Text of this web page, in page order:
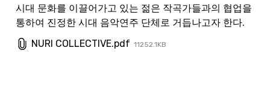
시대 문화를 이끌어가고 있는 젊은 작곡가들과의 협업을
통하여 진정한 시대 음악연주 단체로 거듭나고자 한다.
NURI COLLECTIVE.pdf 11252.1KB